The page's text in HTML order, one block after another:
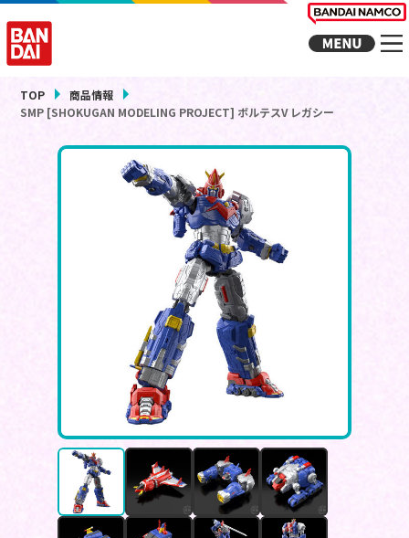
TOP
商品情報
SMP [SHOKUGAN MODELING PROJECT] ボルテスV レガシー